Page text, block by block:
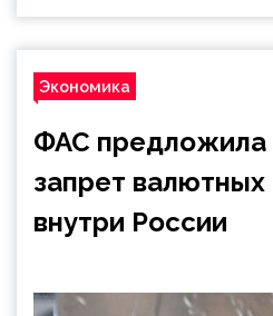
Экономика
ФАС предложила
запрет валютных
внутри России